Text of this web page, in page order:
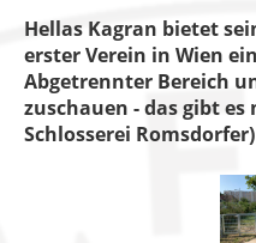
Hellas Kagran bietet
erster Verein in Wien
Abgetrennter Bereich
zuschauen - das gibt es
Schlosserei